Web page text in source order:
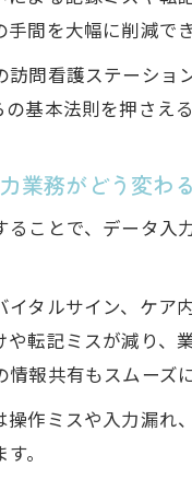
手間を大幅に削減で
訪問看護ステーシ
の基本法則を押さえ
業務がどう変わ
ることで、データ
イタルサイン、ケ
や転記ミスが減り
情報共有もスムーズ
操作ミスや入力漏れ
。